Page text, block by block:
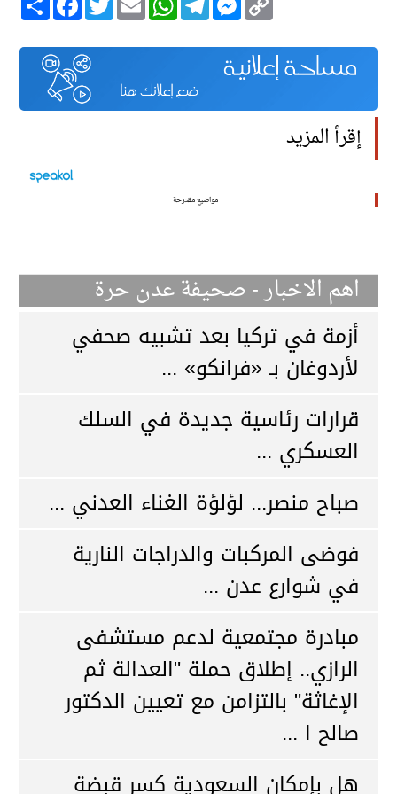
Link
إقرأ المزيد
مواضيع مقترحة
اهم الاخبار - صحيفة عدن حرة
أزمة في تركيا بعد تشبيه صحفي
لأردوغان بـ «فرانكو» ...
قرارات رئاسية جديدة في السلك
العسكري ...
صباح منصر... لؤلؤة الغناء العدني ...
فوضى المركبات والدراجات النارية
في شوارع عدن ...
مبادرة مجتمعية لدعم مستشفى
الرازي.. إطلاق حملة "العدالة ثم
الإغاثة" بالتزامن مع تعيين الدكتور
صالح ا ...
هل بإمكان السعودية كسر قبضة